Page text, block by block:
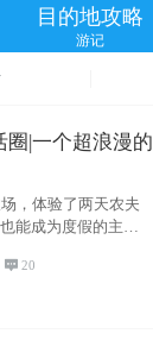
目的地攻略
游记
|一个超浪漫的
，体验了两天农夫
能成为度假的主旋
20